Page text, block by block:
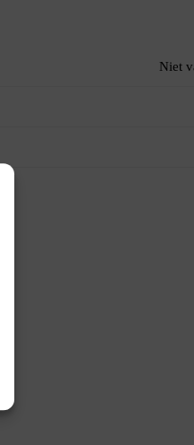
Niet